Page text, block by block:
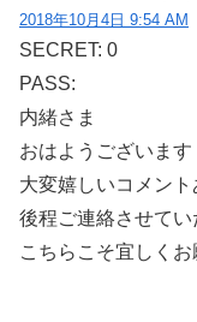
2018年10月4日 9:54 AM
SECRET: 0
PASS:
内緒さま
おはようございます
大変嬉しいコメン
後程ご連絡させてい
こちらこそ宜しくお